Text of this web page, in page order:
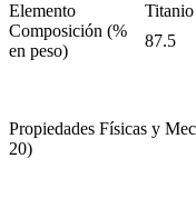
Elemento
Composición (%
en peso)
87.5
Propiedades Físicas y
20)